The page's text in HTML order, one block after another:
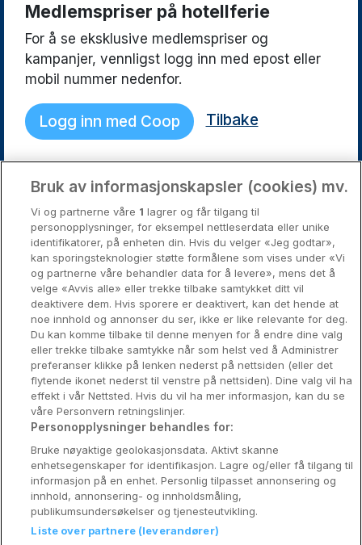
Medlemspriser på hotellferie
For å se eksklusive medlemspriser og
kampanjer, vennligst logg inn med epost eller
mobil nummer nedenfor.
Logg inn med Coop Tilbake
Aktiv Ferie
Pakketilbud
Pakketilbud Sverige
Byferie i Norge
Oslo
Stavanger
Bergen
Utforsk Norden
Om Coop HotellKupp
Konkurranse
Koselig avbrekk
Velvære i var
Premiumhotell
Venninnetur
Reservasjonsspørsmål:
Bruk av informasjonskapsler (cookies) mv.
Vi og partnerne våre 1 lagrer og får tilgang til
personopplysninger, for eksempel nettleserdata eller unike
identifikatorer, på enheten din. Hvis du velger «Jeg godtar»,
kan sporingsteknologier støtte formålene som vises under «Vi
og partnerne våre behandler data for å levere», mens det å
velge «Avvis alle» eller trekke tilbake samtykket ditt vil
deaktivere dem. Hvis sporere er deaktivert, kan det hende at
noe innhold og annonser du ser, ikke er like relevante for deg.
Du kan komme tilbake til denne menyen for å endre dine valg
eller trekke tilbake samtykke når som helst ved å Administrer
preferanser klikke på lenken nederst på nettsiden (eller det
flytende ikonet nederst til venstre på nettsiden). Dine valg vil ha
effekt i vår Nettsted. Hvis du vil ha mer informasjon, kan du se
våre Personvern retningslinjer.
Personopplysninger behandles for:
Bruke nøyaktige geolokasjonsdata. Aktivt skanne
enhetsegenskaper for identifikasjon. Lagre og/eller få tilgang til
informasjon på en enhet. Personlig tilpasset annonsering og
innhold, annonsering- og innholdsmåling,
publikumsundersøkelser og tjenesteutvikling.
Liste over partnere (leverandører)